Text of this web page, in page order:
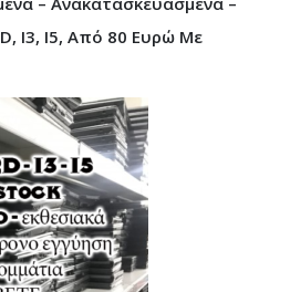
I3, I5, Από 80 Ευρώ Με